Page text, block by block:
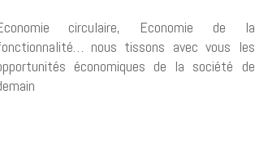
circulaire, Economie de la
nous tissons avec vous les
économiques de la société de